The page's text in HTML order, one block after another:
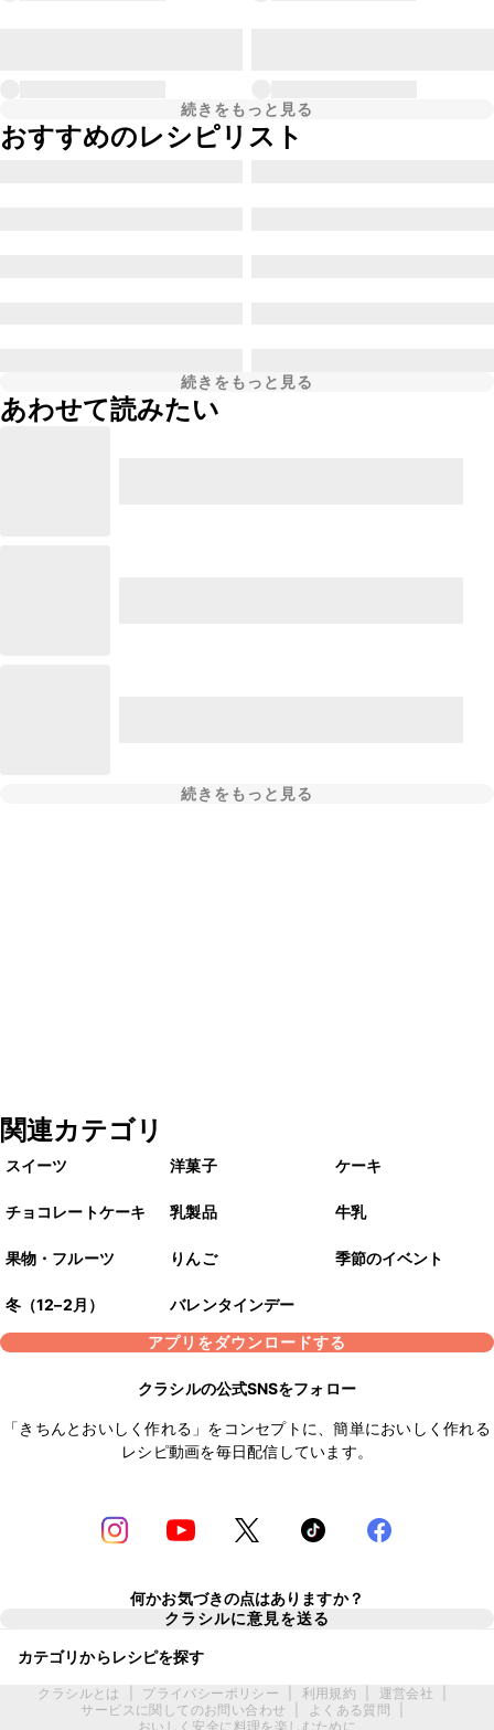
続きをもっと見る
おすすめのレシピリスト
続きをもっと見る
あわせて読みたい
続きをもっと見る
関連カテゴリ
スイーツ 洋菓子 ケーキ
チョコレートケーキ 乳製品 牛乳
果物・フルーツ りんご 季節のイベント
冬（12–2月）
バレンタインデー
アプリをダウンロードする
クラシルの公式SNSをフォロー
「きちんとおいしく作れる」をコンセプトに、簡単においしく作れる
レシピ動画を毎日配信しています。
何かお気づきの点はありますか？
クラシルに意見を送る
カテゴリからレシピを探す
クラシルとは プライバシーポリシー 利用規約 運営会社
サービスに関してのお問い合わせ
よくある質問
おいしく安全に料理を楽しむために